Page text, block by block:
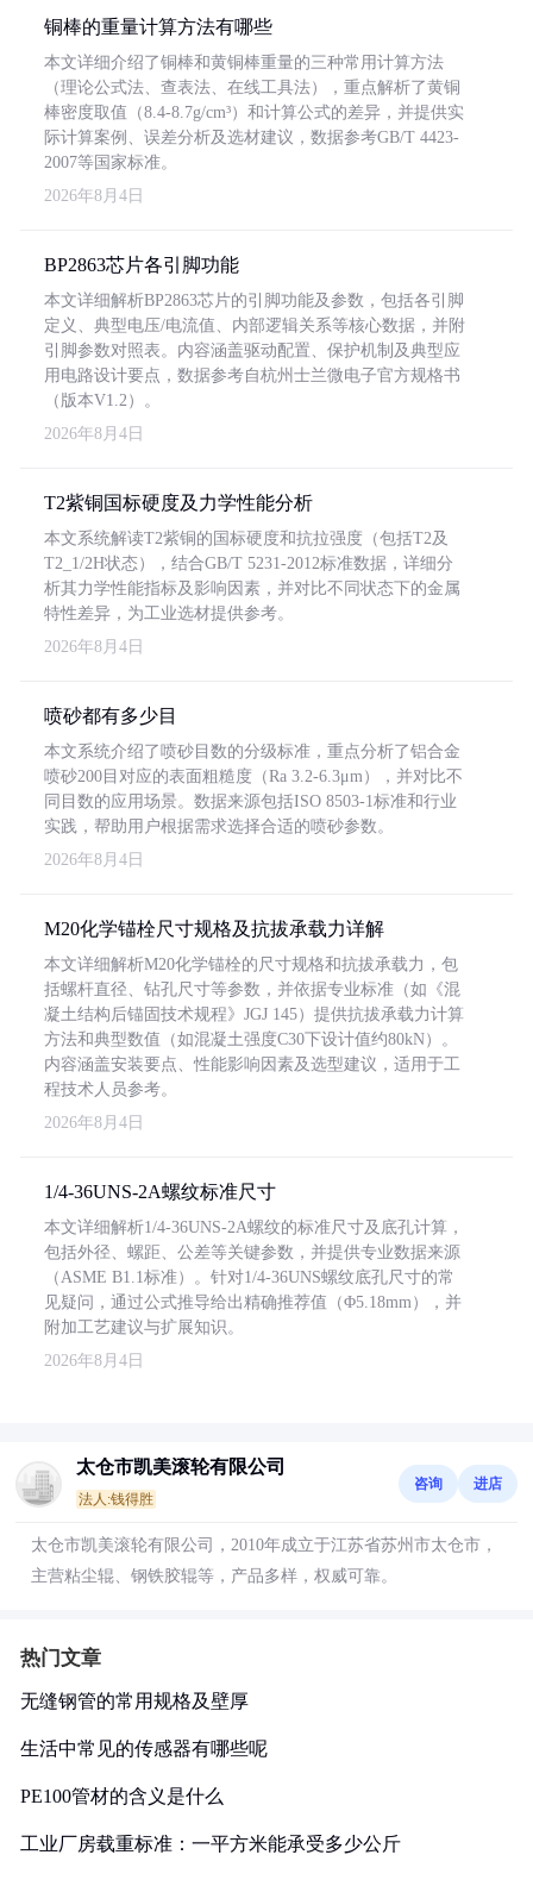
铜棒的重量计算方法有哪些
本文详细介绍了铜棒和黄铜棒重量的三种常用计算方法
（理论公式法、查表法、在线工具法），重点解析了黄铜
棒密度取值（8.4-8.7g/cm³）和计算公式的差异，并提供实
际计算案例、误差分析及选材建议，数据参考GB/T 4423-
2007等国家标准。
2026年8月4日
BP2863芯片各引脚功能
本文详细解析BP2863芯片的引脚功能及参数，包括各引脚
定义、典型电压/电流值、内部逻辑关系等核心数据，并附
引脚参数对照表。内容涵盖驱动配置、保护机制及典型应
用电路设计要点，数据参考自杭州士兰微电子官方规格书
（版本V1.2）。
2026年8月4日
T2紫铜国标硬度及力学性能分析
本文系统解读T2紫铜的国标硬度和抗拉强度（包括T2及
T2_1/2H状态），结合GB/T 5231-2012标准数据，详细分
析其力学性能指标及影响因素，并对比不同状态下的金属
特性差异，为工业选材提供参考。
2026年8月4日
喷砂都有多少目
本文系统介绍了喷砂目数的分级标准，重点分析了铝合金
喷砂200目对应的表面粗糙度（Ra 3.2-6.3μm），并对比不
同目数的应用场景。数据来源包括ISO 8503-1标准和行业
实践，帮助用户根据需求选择合适的喷砂参数。
2026年8月4日
M20化学锚栓尺寸规格及抗拔承载力详解
本文详细解析M20化学锚栓的尺寸规格和抗拔承载力，包
括螺杆直径、钻孔尺寸等参数，并依据专业标准（如《混
凝土结构后锚固技术规程》JGJ 145）提供抗拔承载力计算
方法和典型数值（如混凝土强度C30下设计值约80kN）。
内容涵盖安装要点、性能影响因素及选型建议，适用于工
程技术人员参考。
2026年8月4日
1/4-36UNS-2A螺纹标准尺寸
本文详细解析1/4-36UNS-2A螺纹的标准尺寸及底孔计算，
包括外径、螺距、公差等关键参数，并提供专业数据来源
（ASME B1.1标准）。针对1/4-36UNS螺纹底孔尺寸的常
见疑问，通过公式推导给出精确推荐值（Φ5.18mm），并
附加工艺建议与扩展知识。
2026年8月4日
太仓市凯美滚轮有限公司
法人:钱得胜
咨询 进店
太仓市凯美滚轮有限公司，2010年成立于江苏省苏州市太仓市，
主营粘尘辊、钢铁胶辊等，产品多样，权威可靠。
热门文章
无缝钢管的常用规格及壁厚
生活中常见的传感器有哪些呢
PE100管材的含义是什么
工业厂房载重标准：一平方米能承受多少公斤